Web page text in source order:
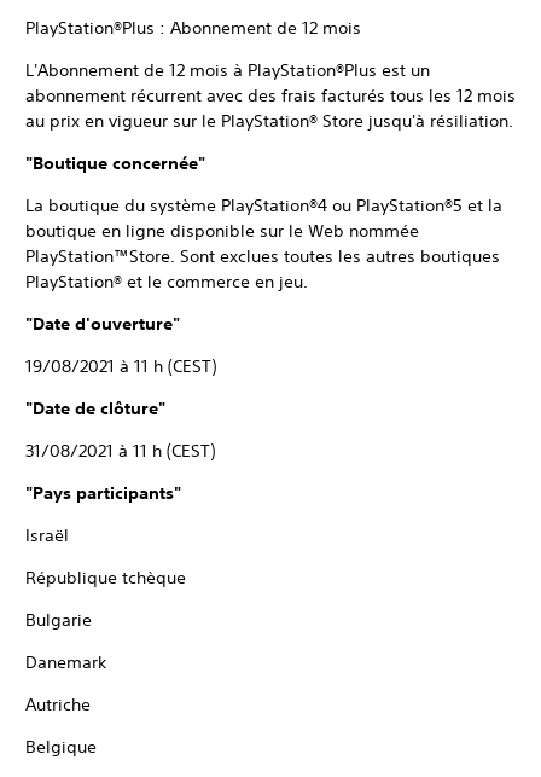
PlayStation®Plus : Abonnement de 12 mois
L'Abonnement de 12 mois à PlayStation®Plus est un
abonnement récurrent avec des frais facturés tous les 12 mois
au prix en vigueur sur le PlayStation® Store jusqu'à résiliation.
"Boutique concernée"
La boutique du système PlayStation®4 ou PlayStation®5 et la
boutique en ligne disponible sur le Web nommée
PlayStation™Store. Sont exclues toutes les autres boutiques
PlayStation® et le commerce en jeu.
"Date d'ouverture"
19/08/2021 à 11 h (CEST)
"Date de clôture"
31/08/2021 à 11 h (CEST)
"Pays participants"
Israël
République tchèque
Bulgarie
Danemark
Autriche
Belgique